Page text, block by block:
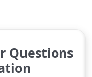
Questions